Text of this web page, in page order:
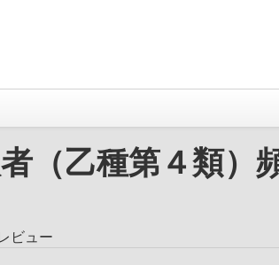
（乙種第４類）
ビュー